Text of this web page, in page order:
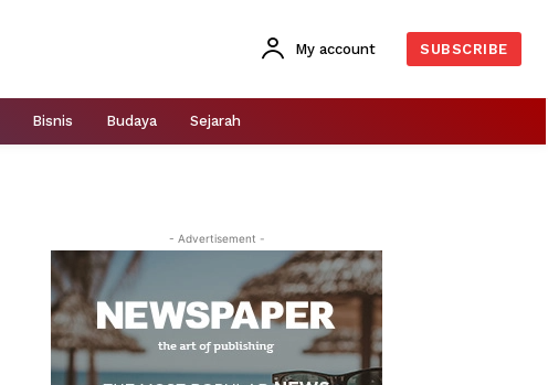
My account SUBSCRIBE
Bisnis Budaya Sejarah
- Advertisement -